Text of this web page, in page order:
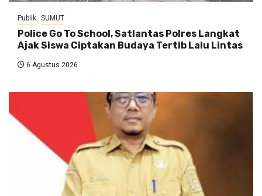
Publik SUMUT
Police Go To School, Satlantas Polres Langkat
Ajak Siswa Ciptakan Budaya Tertib Lalu Lintas
6 Agustus 2026